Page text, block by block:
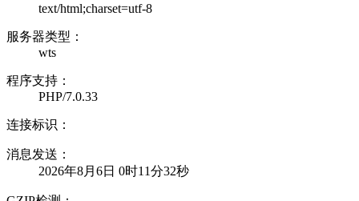
text/html;charset=utf-8
服务器类型：
wts
程序支持：
PHP/7.0.33
连接标识：
消息发送：
2026年8月6日 0时11分32秒